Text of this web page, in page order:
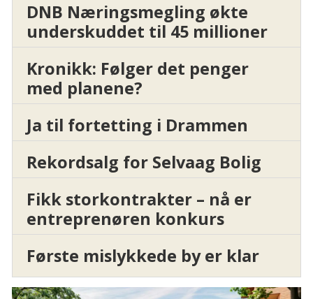
DNB Næringsmegling økte
underskuddet til 45 millioner
Kronikk: Følger det penger
med planene?
Ja til fortetting i Drammen
Rekordsalg for Selvaag Bolig
Fikk storkontrakter – nå er
entreprenøren konkurs
Første mislykkede by er klar